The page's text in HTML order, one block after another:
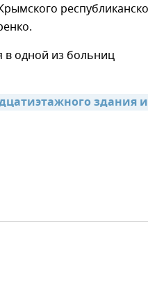
в одной из больниц
здания и